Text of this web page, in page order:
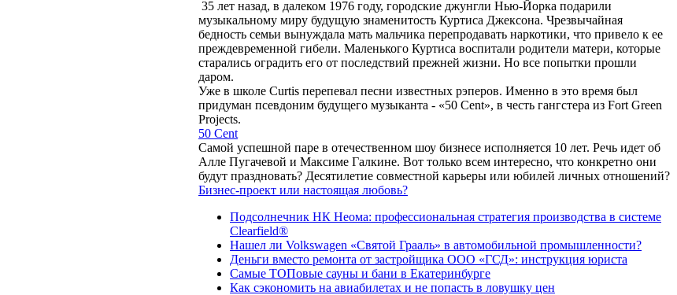
35 лет назад, в далеком 1976 году, городские джунгли Нью-Йорка подарили
музыкальному миру будущую знаменитость Куртиса Джексона. Чрезвычайная
бедность семьи вынуждала мать мальчика перепродавать наркотики, что привело к ее
преждевременной гибели. Маленького Куртиса воспитали родители матери, которые
старались оградить его от последствий прежней жизни. Но все попытки прошли
даром.
Уже в школе Curtis перепевал песни известных рэперов. Именно в это время был
придуман псевдоним будущего музыканта - «50 Cent», в честь гангстера из Fort Green
Projects.
50 Cent
Самой успешной паре в отечественном шоу бизнесе исполняется 10 лет. Речь идет об
Алле Пугачевой и Максиме Галкине. Вот только всем интересно, что конкретно они
будут праздновать? Десятилетие совместной карьеры или юбилей личных отношений?
Бизнес-проект или настоящая любовь?
Подсолнечник НК Неома: профессиональная стратегия производства в системе
Clearfield®
Нашел ли Volkswagen «Святой Грааль» в автомобильной промышленности?
Деньги вместо ремонта от застройщика ООО «ГСД»: инструкция юриста
Самые ТОПовые сауны и бани в Екатеринбурге
Как сэкономить на авиабилетах и не попасть в ловушку цен